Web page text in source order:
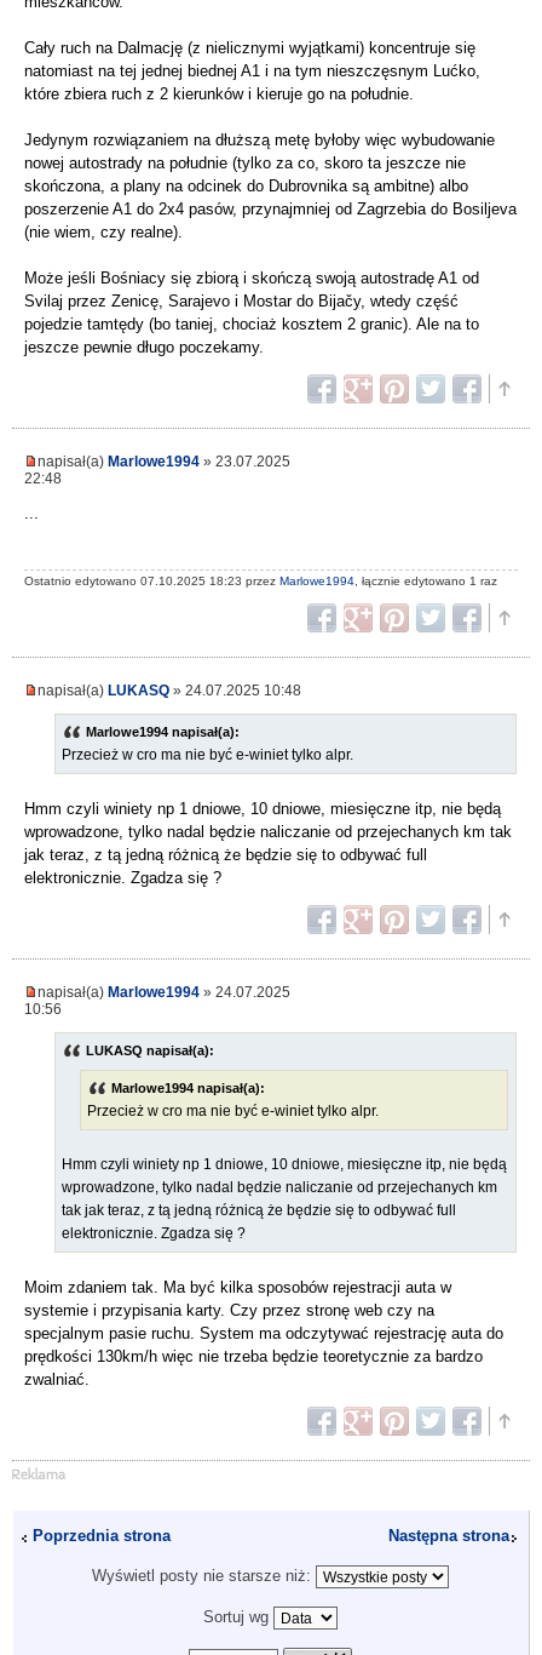
Cały ruch na Dalmację (z nielicznymi wyjątkami) koncentruje się
natomiast na tej jednej biednej A1 i na tym nieszczęsnym Lućko,
które zbiera ruch z 2 kierunków i kieruje go na południe.
Jedynym rozwiązaniem na dłuższą metę byłoby więc wybudowanie
nowej autostrady na południe (tylko za co, skoro ta jeszcze nie
skończona, a plany na odcinek do Dubrovnika są ambitne) albo
poszerzenie A1 do 2x4 pasów, przynajmniej od Zagrzebia do Bosiljeva
(nie wiem, czy realne).
Może jeśli Bośniacy się zbiorą i skończą swoją autostradę A1 od
Svilaj przez Zenicę, Sarajevo i Mostar do Bijačy, wtedy część
pojedzie tamtędy (bo taniej, chociaż kosztem 2 granic). Ale na to
jeszcze pewnie długo poczekamy.
napisał(a) Marlowe1994 » 23.07.2025
22:48
...
Ostatnio edytowano 07.10.2025 18:23 przez Marlowe1994 , łącznie edytowano 1 raz
napisał(a) LUKASQ » 24.07.2025 10:48
Marlowe1994 napisał(a):
Przecież w cro ma nie być e-winiet tylko alpr.
Hmm czyli winiety np 1 dniowe, 10 dniowe, miesięczne itp, nie będą
wprowadzone, tylko nadal będzie naliczanie od przejechanych km tak
jak teraz, z tą jedną różnicą że będzie się to odbywać full
elektronicznie. Zgadza się ?
napisał(a) Marlowe1994 » 24.07.2025
10:56
LUKASQ napisał(a):
Marlowe1994 napisał(a):
Przecież w cro ma nie być e-winiet tylko alpr.
Hmm czyli winiety np 1 dniowe, 10 dniowe, miesięczne itp, nie będą
wprowadzone, tylko nadal będzie naliczanie od przejechanych km
tak jak teraz, z tą jedną różnicą że będzie się to odbywać full
elektronicznie. Zgadza się ?
Moim zdaniem tak. Ma być kilka sposobów rejestracji auta w
systemie i przypisania karty. Czy przez stronę web czy na
specjalnym pasie ruchu. System ma odczytywać rejestrację auta do
prędkości 130km/h więc nie trzeba będzie teoretycznie za bardzo
zwalniać.
Poprzednia strona Następna strona
Wyświetl posty nie starsze niż:
Sortuj wg